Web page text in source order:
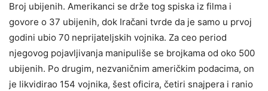
Broj ubijenih. Amerikanci se drže tog spiska iz filma i
govore o 37 ubijenih, dok Iračani tvrde da je samo u prvoj
godini ubio 70 neprijateljskih vojnika. Za ceo period
njegovog pojavljivanja manipuliše se brojkama od oko 500
ubijenih. Po drugim, nezvaničnim američkim podacima, on
je likvidirao 154 vojnika, šest oficira, četiri snajpera i ranio